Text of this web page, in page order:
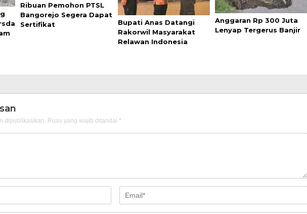
Ribuan Pemohon PTSL
Bangorejo Segera Dapat
Sertifikat
Bupati Anas Datangi
Rakorwil Masyarakat
Relawan Indonesia
Anggaran Rp 300 Juta
Lenyap Tergerus Banjir
dipublikasikan. Ruas yang wajib ditandai *